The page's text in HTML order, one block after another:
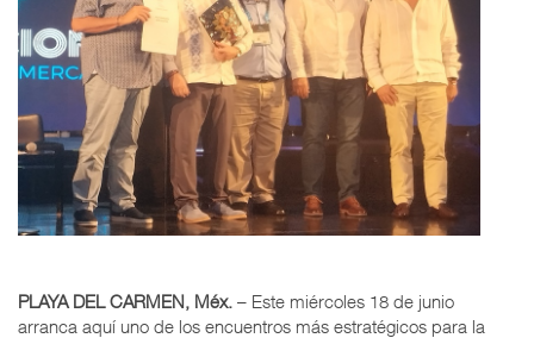
PLAYA DEL CARMEN, Méx. – Este miércoles 18 de junio
arranca aquí uno de los encuentros más estratégicos para la